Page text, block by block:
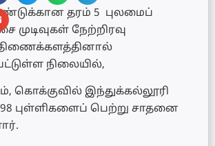
தரம் 5 புலமைப்
முடிவுகள் நேற்றிரவு
நிலையில்,
கொக்குவில் இந்துக்கல்லூரி
புள்ளிகளைப் பெற்று சாதனை